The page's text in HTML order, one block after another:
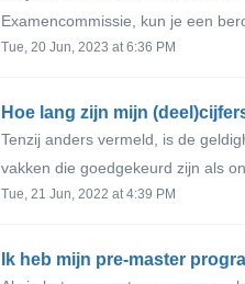
Examencommissie, kun je een
Tue, 20 Jun, 2023 at 6:36 PM
Hoe lang zijn mijn
Tenzij anders vermeld, is de
vakken die goedgekeurd zijn als
Tue, 21 Jun, 2022 at 4:39 PM